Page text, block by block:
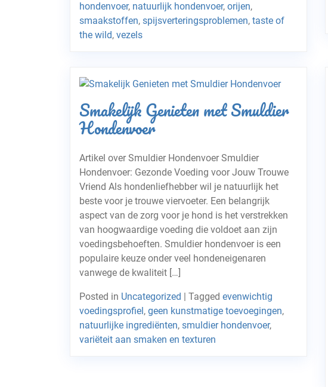
hondenvoer, natuurlijk hondenvoer, orijen,
smaakstoffen, spijsverteringsproblemen, taste of
the wild, vezels
Smakelijk Genieten met Smuldier
Hondenvoer
Artikel over Smuldier Hondenvoer Smuldier
Hondenvoer: Gezonde Voeding voor Jouw Trouwe
Vriend Als hondenliefhebber wil je natuurlijk het
beste voor je trouwe viervoeter. Een belangrijk
aspect van de zorg voor je hond is het verstrekken
van hoogwaardige voeding die voldoet aan zijn
voedingsbehoeften. Smuldier hondenvoer is een
populaire keuze onder veel hondeneigenaren
vanwege de kwaliteit […]
Posted in Uncategorized | Tagged evenwichtig
voedingsprofiel, geen kunstmatige toevoegingen,
natuurlijke ingrediënten, smuldier hondenvoer,
variëteit aan smaken en texturen